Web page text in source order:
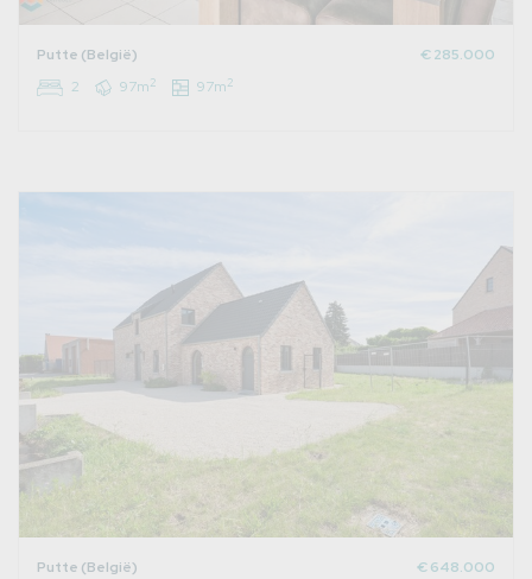
Putte (België)
€ 285.000
2
97m2 97m2
Putte (België)
€ 648.000